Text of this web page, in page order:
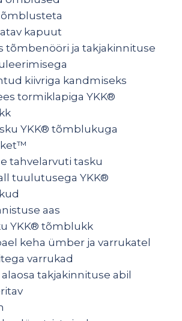
kapuut
tõmbenööri ja takjakinnituse
kiivriga kandmiseks
tormiklapiga YKK®
YKK® tõmblukuga
tahvelarvuti tasku
tuulutusega YKK®
aas
YKK® tõmblukk
keha ümber ja varrukatel
varrukad
takjakinnituse abil